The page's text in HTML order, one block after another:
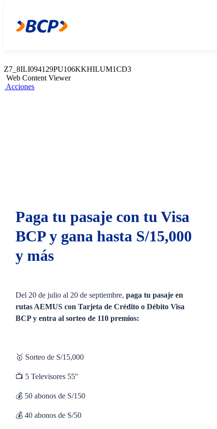
Acciones
Z7_8ILI094129PU106KKHILUM1CD3
Web Content Viewer
Acciones
Paga tu pasaje con tu Visa
BCP y gana hasta S/15,000
y más
Del 20 de julio al 20 de septiembre, paga tu pasaje en
rutas AEMUS con Tarjeta de Crédito o Débito Visa
BCP y entra al sorteo de 110 premios:
🥇 Sorteo de S/15,000
📺 5 Televisores 55''
💰 50 abonos de S/150
💰 40 abonos de S/50